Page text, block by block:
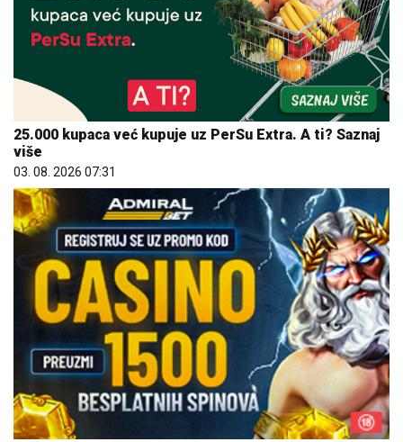
25.000 kupaca već kupuje uz PerSu Extra. A ti? Saznaj
više
03. 08. 2026 07:31